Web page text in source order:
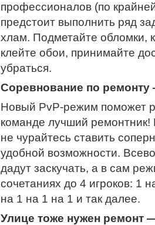
профессионалов (по
предстоит выполнить ряд
хлам. Подметайте обломки,
клейте обои, принимайте
убраться.
Соревнование по
Новый PvP-режим поможет
команде лучший
не чурайтесь ставить
удобной возможности.
дадут заскучать, а в сам
сочетаниях до 4 игроков: 1
на 1 на 1 на 1 и так далее.
Улице тоже нужен ремонт